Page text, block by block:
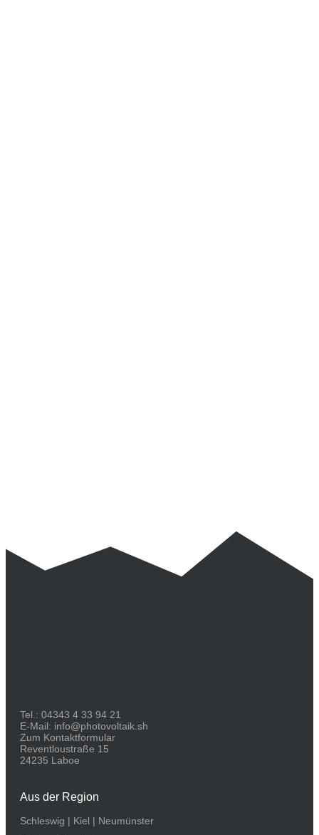
Tel.: 04343 4 33 94 21
E-Mail: info@photovoltaik.sh
Zum Kontaktformular
Reventloustraße 15
24235 Laboe
Aus der Region
Schleswig | Kiel | Neumünster